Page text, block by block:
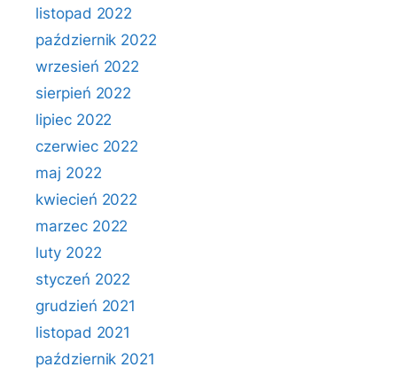
listopad 2022
październik 2022
wrzesień 2022
sierpień 2022
lipiec 2022
czerwiec 2022
maj 2022
kwiecień 2022
marzec 2022
luty 2022
styczeń 2022
grudzień 2021
listopad 2021
październik 2021